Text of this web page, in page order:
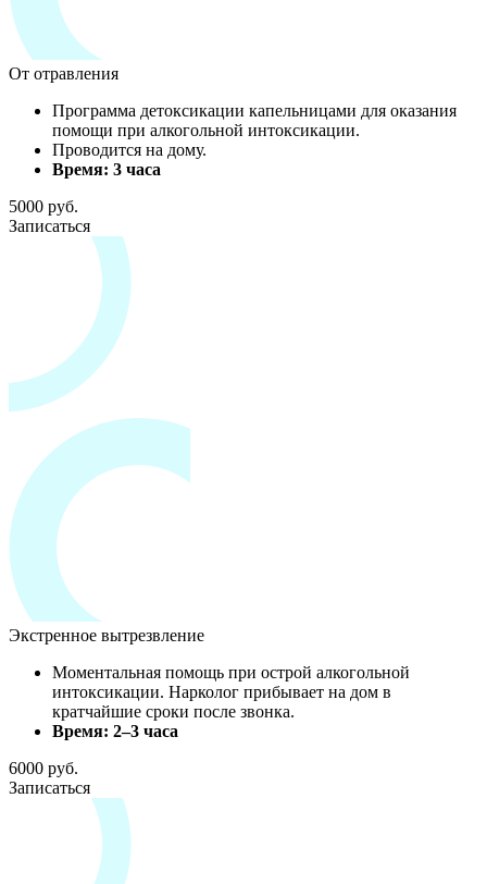
От отравления
Программа детоксикации капельницами для оказания
помощи при алкогольной интоксикации.
Проводится на дому.
Время: 3 часа
5000 руб.
Записаться
Экстренное вытрезвление
Моментальная помощь при острой алкогольной
интоксикации. Нарколог прибывает на дом в
кратчайшие сроки после звонка.
Время: 2–3 часа
6000 руб.
Записаться